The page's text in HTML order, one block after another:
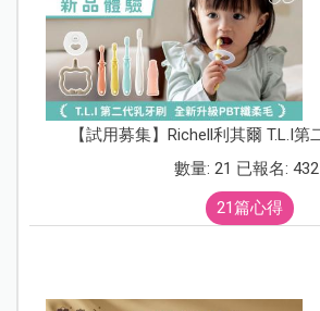
【試用募集】Richell利其爾 T.L.I第
數量: 21 已報名: 432
21篇心得